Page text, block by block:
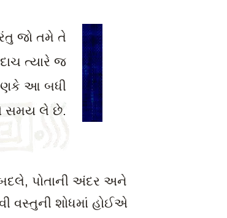
જો તમે તે
ત્યારે જ
આ બધી
સમય લે છે.
બદલે, પોતાની અંદર અને
વસ્તુની શોધમાં હોઈએ